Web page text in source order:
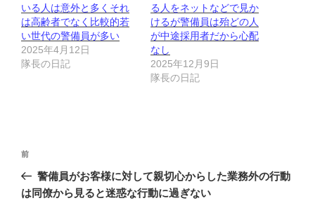
いる人は意外と多くそれ
は高齢者でなく比較的若
い世代の警備員が多い
2025年4月12日
隊長の日記
る人をネットなどで見か
けるが警備員は殆どの人
が中途採用者だから心配
なし
2025年12月9日
隊長の日記
投
ナ
前
の
投
前
警備員がお客様に対して親切心からした業務外の行動
は同僚から見ると迷惑な行動に過ぎない